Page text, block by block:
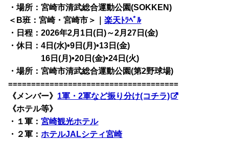
・場所：宮崎市清武総合運動公園(SOKKEN)
＜B班：宮崎・宮崎市＞｜楽天ﾄﾗﾍﾞﾙ
・日程：2026年2月1日(日)～2月27日(金)
・休日：4日(水)•9日(月)•13日(金)
16日(月)•20日(金)•24日(火)
・場所：宮崎市清武総合運動公園(第2野球場)
=====================================
《メンバー》 1軍・2軍など振り分け(コチラ)
《ホテル等》
・１軍：宮崎観光ホテル
・２軍：ホテルJALシティ宮崎